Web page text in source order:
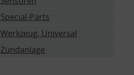
Special-Parts
Werkzeug, Universal
Zündanlage